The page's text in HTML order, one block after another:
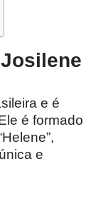
e é
é formado
e